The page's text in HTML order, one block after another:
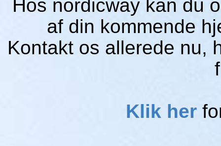
Hos nordicway kan du
af din kommende
Kontakt os allerede nu,
Klik her